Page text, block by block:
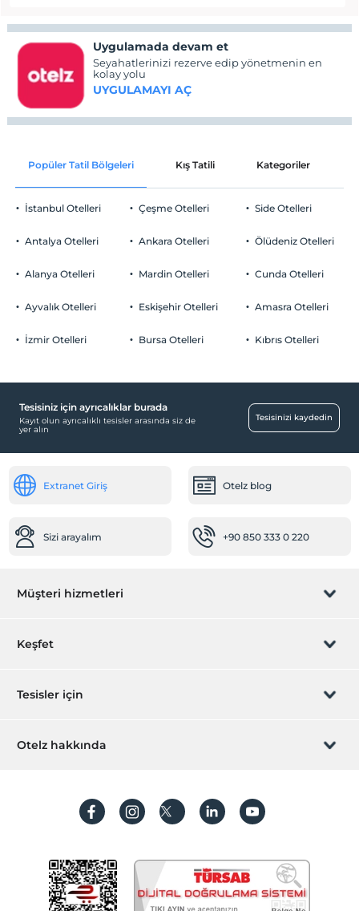
Uygulamada devam et
Seyahatlerinizi rezerve edip yönetmenin en
kolay yolu
UYGULAMAYI AÇ
Popüler Tatil Bölgeleri Kış Tatili Kategoriler
İstanbul Otelleri
Antalya Otelleri
Alanya Otelleri
Ayvalık Otelleri
İzmir Otelleri
Çeşme Otelleri
Ankara Otelleri
Mardin Otelleri
Eskişehir Otelleri
Bursa Otelleri
Side Otelleri
Ölüdeniz Otelleri
Cunda Otelleri
Amasra Otelleri
Kıbrıs Otelleri
Tesisiniz için ayrıcalıklar burada
Kayıt olun ayrıcalıklı tesisler arasında siz de
yer alın
Tesisinizi kaydedin
Extranet Giriş Otelz blog
Sizi arayalım +90 850 333 0 220
Müşteri hizmetleri
Rezervasyon yönet
Sıkça sorulan sorular
İşlem rehberi
Keşfet
Hediye Kart
Hesap oluştur
Tesisler için
Hemen tesisinizi ekleyin
Otelz hakkında
Koşullar ve şartlar